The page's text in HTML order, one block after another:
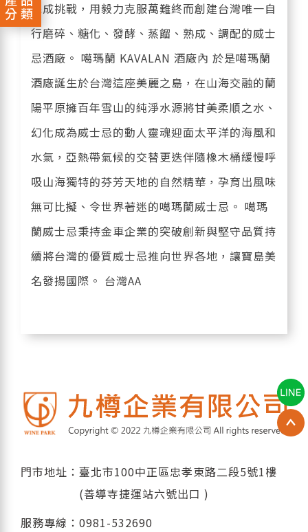
分類完成挑戰，用毅力克服萬難終而創建台灣唯一自
行磨碎、糖化、發酵、蒸餾、熟成、調配的威士
忌酒廠。 噶瑪蘭 KAVALAN 酒廠內 於是噶瑪蘭
酒廠誕生於台灣這座美麗之島，在山海交融的蘭
陽平原擁百年雪山的純淨水源將甘美柔順之水、
幻化成為威士忌的動人靈魂迎面太平洋的海風和
水氣，亞熱帶氣候的交替更迭伴隨橡木桶緩慢呼
吸山海獨特的芬芳天地的自然精華，孕育出風味
無可比擬、令世界著迷的噶瑪蘭威士忌。 噶瑪
蘭威士忌秉持金車企業的突破創新與堅守品質持
續將台灣的優質威士忌推向世界各地，讓寶島美
名發揚國際。 台灣AA
門市地址：臺北市100中正區忠孝東路二段5號1樓
(善導寺捷運站六號出口 )
服務專線： 0981-532690